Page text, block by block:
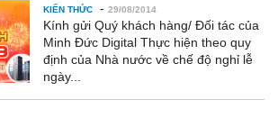
KIẾN THỨC - 29/08/2014
Kính gửi Quý khách hàng/ Đối tác của
Minh Đức Digital Thực hiện theo quy
định của Nhà nước về chế độ nghỉ lễ
ngày...